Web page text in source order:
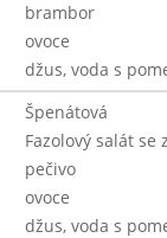
brambor
ovoce
džus, voda s
Špenátová
Fazolový salát se
pečivo
ovoce
džus, voda s